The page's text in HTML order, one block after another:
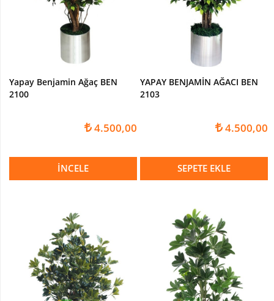
Yapay Benjamin Ağaç BEN
2100
4.500,00
İNCELE
YAPAY BENJAMİN AĞACI BEN
2103
4.500,00
SEPETE EKLE